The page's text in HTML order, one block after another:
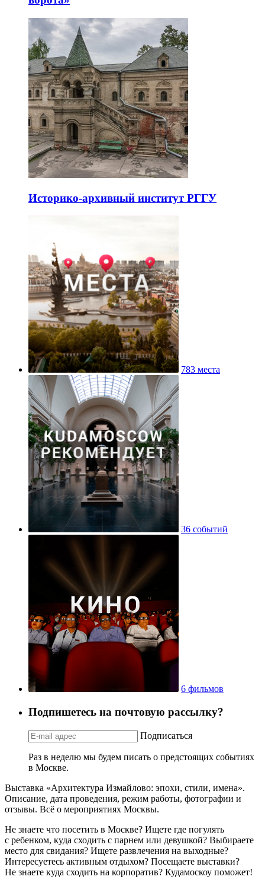
Историко-архивный институт РГГУ
783 места
36 событий
6 фильмов
Подпишетесь на почтовую рассылку?
Подписаться
Раз в неделю мы будем писать о предстоящих событиях
в Москве.
Выставка «Архитектура Измайлово: эпохи, стили, имена».
Описание, дата проведения, режим работы, фотографии и
отзывы. Всё о мероприятиях Москвы.
Не знаете что посетить в Москве? Ищете где погулять
с ребенком, куда сходить с парнем или девушкой? Выбираете
место для свидания? Ищете развлечения на выходные?
Интересуетесь активным отдыхом? Посещаете выставки?
Не знаете куда сходить на корпоратив? Кудамоскоу поможет!